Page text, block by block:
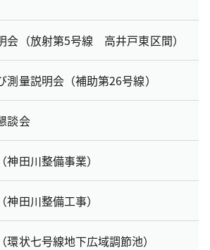
会（放射第5号線 高井戸東区間）
測量説明会（補助第26号線）
談会
田川整備事業）
神田川整備工事）
環状七号線地下広域調節池）